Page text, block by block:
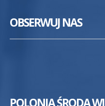
OBSERWUJ NAS
POLONIA ŚRODA